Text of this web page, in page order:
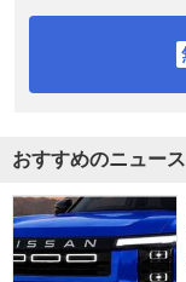
おすすめのニュース